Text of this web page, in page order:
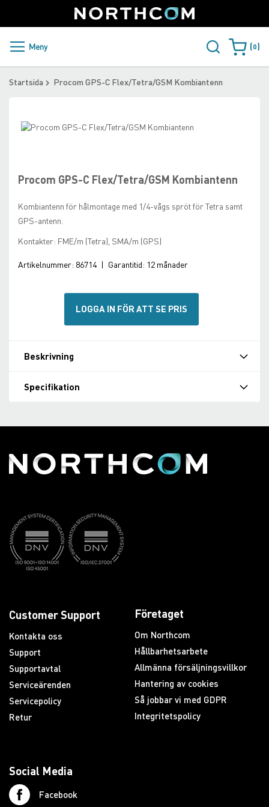
to
Content
Sweden
PRODUKTER OCH LÖSNINGAR
ÅTERFÖRSÄLJARE
Meny Varukorgen
0
Startsida Procom GPS-C Flex/Tetra/GSM Kombiantenn
Procom GPS-C Flex/Tetra/GSM Kombiantenn
Kombiantenn för hålmontage med 1/4-vågs spröt för Tetra samt
GPS-antenn.
Kontakter: FME/m (Tetra), SMA/m (GPS)
Artikelnummer: 86714 | Garantitid: 12 månader
LOGGA IN FÖR ATT SE PRIS
Skip
of
the
gallery
beginning
of
images
gallery
Beskrivning
Specifikation
Customer Support
Kontakta oss
Support
Supportavtal
Serviceärenden
Servicepolicy
Retur
Företaget
Om Northcom
Hållbarhetsarbete
Allmänna försäljningsvillkor
Hantering av cookies
Så jobbar vi med GDPR
Integritetspolicy
Social Media
Facebook